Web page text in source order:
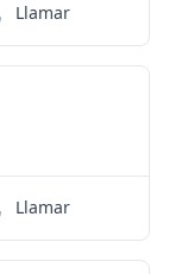
Llamar
Llamar